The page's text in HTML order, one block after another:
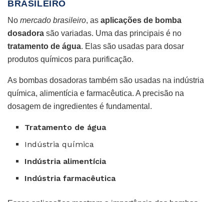
BRASILEIRO
No mercado brasileiro, as aplicações de bomba
dosadora são variadas. Uma das principais é no
tratamento de água. Elas são usadas para dosar
produtos químicos para purificação.
As bombas dosadoras também são usadas na indústria
química, alimentícia e farmacêutica. A precisão na
dosagem de ingredientes é fundamental.
Tratamento de água
Indústria química
Indústria alimentícia
Indústria farmacêutica